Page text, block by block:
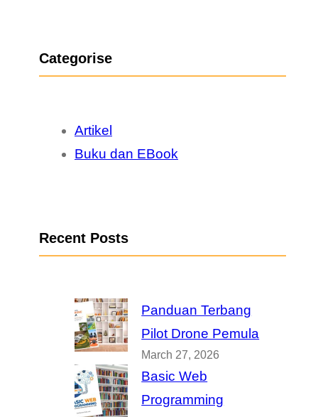
Categorise
Artikel
Buku dan EBook
Recent Posts
Panduan Terbang
Pilot Drone Pemula
March 27, 2026
Basic Web
Programming